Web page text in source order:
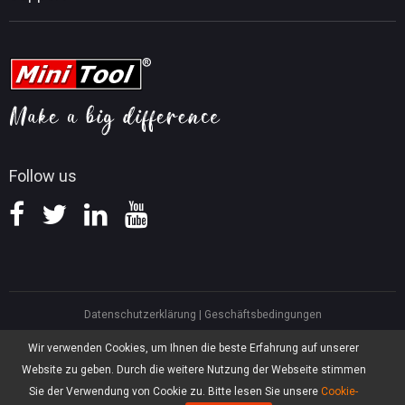
Wir verwenden Cookies, um Ihnen die beste Erfahrung auf unserer
Website zu geben. Durch die weitere Nutzung der Webseite stimmen
Sie der Verwendung von Cookie zu. Bitte lesen Sie unsere Cookie-
Follow us
Tipps für PDF-Bearbeitung
Tipps für Videokonvertierung
Tipps für Bildschirmaufnahmen
Wissensdatenbank
Hilfe
Datenschutzerklärung | Geschäftsbedingungen
Columbia, V6B 2Z4
Asia, Hong Kong, Suite 820,8/F., Ocean Centre, Harbour City, 5 Canton Road,
Tsim Sha Tsui, Kowloon